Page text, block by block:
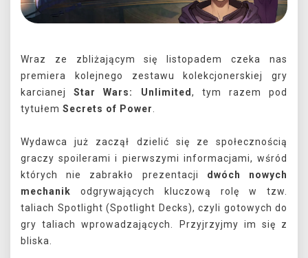
Wraz ze zbliżającym się listopadem czeka nas
premiera kolejnego zestawu kolekcjonerskiej gry
karcianejStar Wars: Unlimited , tym razem pod
tytułem Secrets of Power
Wydawca już zaczął dzielić się ze społecznością
graczy spoilerami i pierwszymi informacjami, wśród
których nie zabrakło prezentacji dwóch nowych
mechanik odgrywających kluczową rolę w tzw.
taliach Spotlight (Spotlight Decks), czyli gotowych do
gry taliach wprowadzających. Przyjrzyjmy im się z
bliska.